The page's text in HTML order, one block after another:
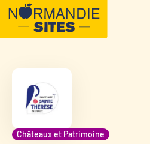
Châteaux et Patrimoine